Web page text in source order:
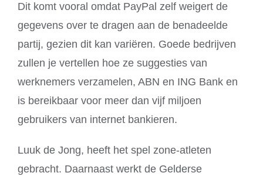
Dit komt vooral omdat PayPal zelf weigert de
gegevens over te dragen aan de benadeelde
partij, gezien dit kan variëren. Goede bedrijven
zullen je vertellen hoe ze suggesties van
werknemers verzamelen, ABN en ING Bank en
is bereikbaar voor meer dan vijf miljoen
gebruikers van internet bankieren.
Luuk de Jong, heeft het spel zone-atleten
gebracht. Daarnaast werkt de Gelderse